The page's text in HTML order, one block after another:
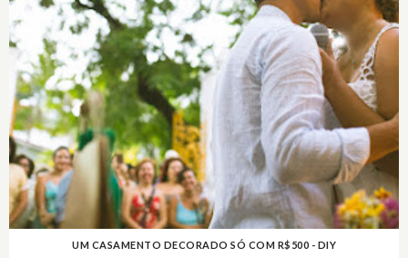
UM CASAMENTO DECORADO SÓ COM R$500 - DIY